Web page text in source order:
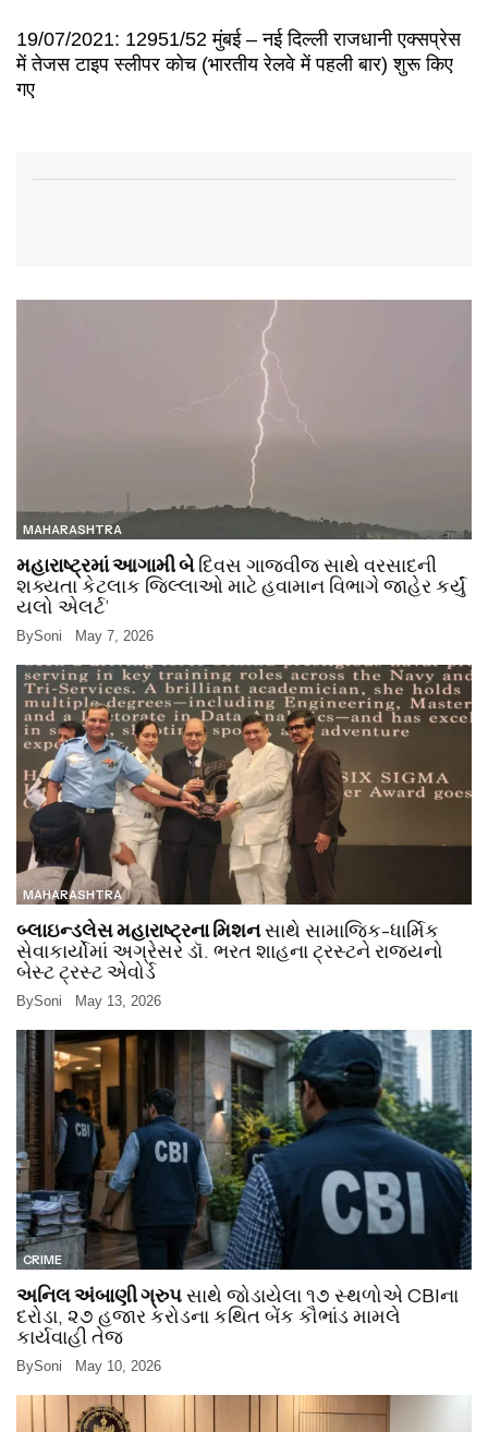
19/07/2021: 12951/52 मुंबई – नई दिल्ली राजधानी एक्सप्रेस
में तेजस टाइप स्लीपर कोच (भारतीय रेलवे में पहली बार) शुरू किए
गए
MAHARASHTRA
મહારાષ્ટ્રમાં આગામી બેદિવસ ગાજવીજ સાથે વરસાદની
શક્યતા કેટલાક જિલ્લાઓ માટે હવામાન વિભાગે જાહેર કર્યું
યલો એલર્ટ’
BySoni May 7, 2026
MAHARASHTRA
બ્લાઇન્ડલેસ મહારાષ્ટ્રના મિશનસાથે સામાજિક-ધાર્મિક
સેવાકાર્યોમાં અગ્રેસર ડૉ. ભરત શાહના ટ્રસ્ટને રાજ્યનો
બેસ્ટ ટ્રસ્ટ એવોર્ડ
BySoni May 13, 2026
CRIME
અનિલ અંબાણી ગ્રુપસાથે જોડાયેલા ૧૭ સ્થળોએ CBIના
દરોડા, ૨૭ હજાર કરોડના કથિત બેંક કૌભાંડ મામલે
કાર્યવાહી તેજ
BySoni May 10, 2026